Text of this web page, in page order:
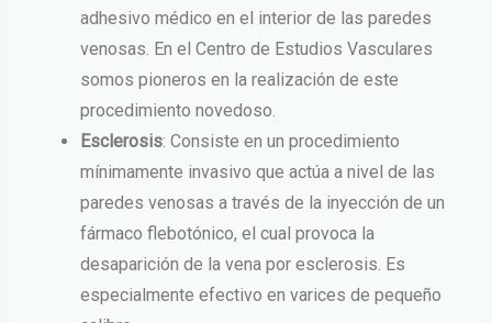
adhesivo médico en el interior de las paredes
venosas. En el Centro de Estudios Vasculares
somos pioneros en la realización de este
procedimiento novedoso.
Esclerosis: Consiste en un procedimiento
mínimamente invasivo que actúa a nivel de las
paredes venosas a través de la inyección de un
fármaco flebotónico, el cual provoca la
desaparición de la vena por esclerosis. Es
especialmente efectivo en varices de pequeño